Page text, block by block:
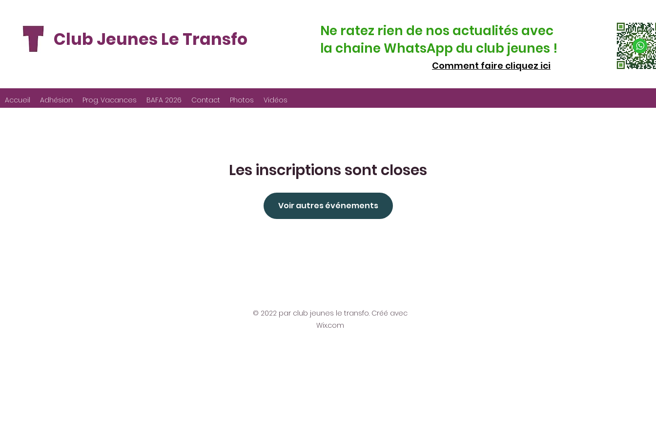
Club Jeunes Le Transfo
Ne ratez rien de nos actualités avec
la chaine WhatsApp du club jeunes !
Comment faire cliquez ici
Accueil Adhésion Prog. Vacances BAFA 2026 Contact Photos Vidéos
Les inscriptions sont closes
Voir autres événements
© 2022 par club jeunes le transfo. Créé avec
Wix.com